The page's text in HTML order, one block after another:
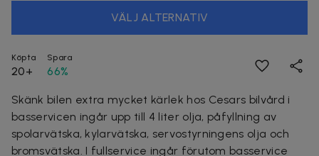
VÄLJ ALTERNATIV
Köpta
20+
Spara
66%
Skänk bilen extra mycket kärlek hos Cesars bilvård i
basservicen ingår upp till 4 liter olja, påfyllning av
spolarvätska, kylarvätska, servostyrningens olja och
bromsvätska. I fullservice ingår förutom basservice